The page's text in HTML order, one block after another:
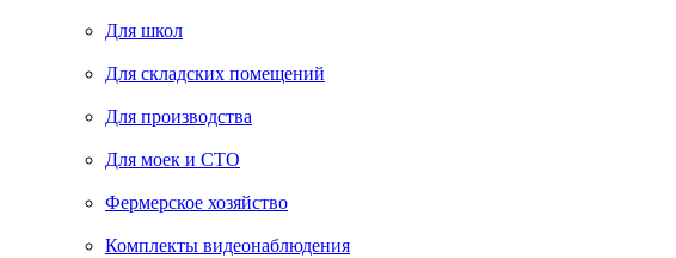
Для школ
Для складских помещений
Для производства
Для моек и СТО
Фермерское хозяйство
Комплекты видеонаблюдения